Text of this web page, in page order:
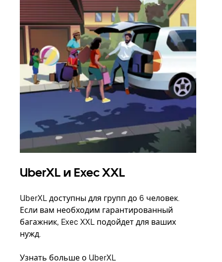
UberXL и Exec XXL
UberXL доступны для групп до 6 человек.
Если вам необходим гарантированный
багажник, Exec XXL подойдет для ваших
нужд.
Узнать больше о UberXL